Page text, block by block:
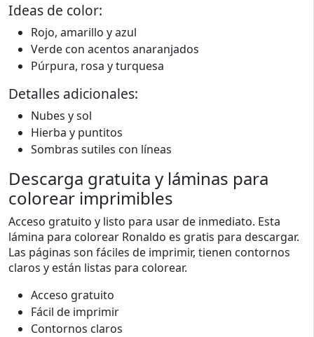
Ideas de color:
Rojo, amarillo y azul
Verde con acentos anaranjados
Púrpura, rosa y turquesa
Detalles adicionales:
Nubes y sol
Hierba y puntitos
Sombras sutiles con líneas
Descarga gratuita y láminas para
colorear imprimibles
Acceso gratuito y listo para usar de inmediato. Esta
lámina para colorear Ronaldo es gratis para descargar.
Las páginas son fáciles de imprimir, tienen contornos
claros y están listas para colorear.
Acceso gratuito
Fácil de imprimir
Contornos claros